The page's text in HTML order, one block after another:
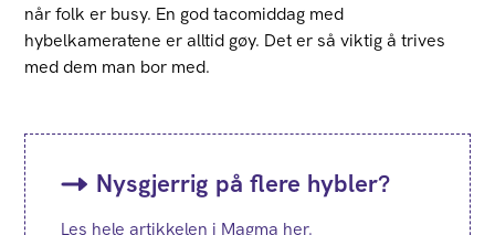
når folk er busy. En god tacomiddag med
hybelkameratene er alltid gøy. Det er så viktig å trives
med dem man bor med.
Nysgjerrig på flere hybler?
Les hele artikkelen i Magma her.